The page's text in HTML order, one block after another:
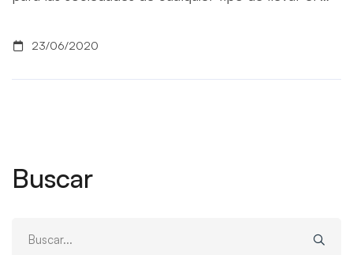
Buscar
23/06/2020